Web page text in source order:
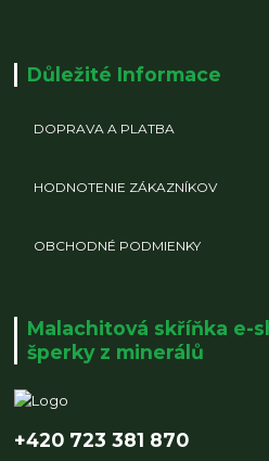
Důležité Informace
DOPRAVA A PLATBA
HODNOTENIE ZÁKAZNÍKOV
OBCHODNÉ PODMIENKY
Malachitová skříňka e-
šperky z minerálů
+420 723 381 870